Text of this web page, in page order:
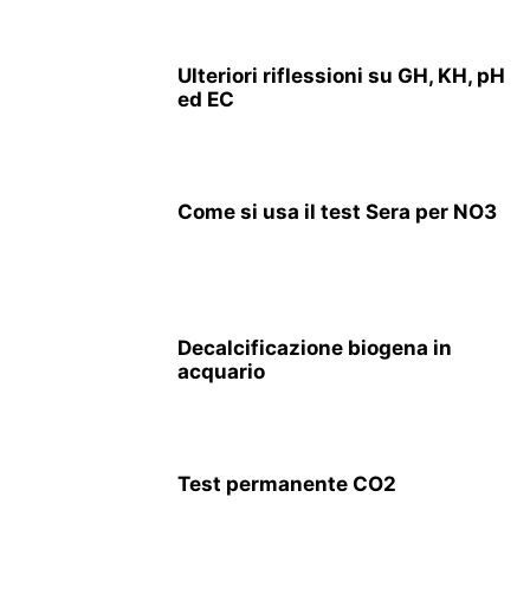
Ulteriori riflessioni su GH, KH, pH
ed EC
Come si usa il test Sera per NO3
Decalcificazione biogena in
acquario
Test permanente CO2